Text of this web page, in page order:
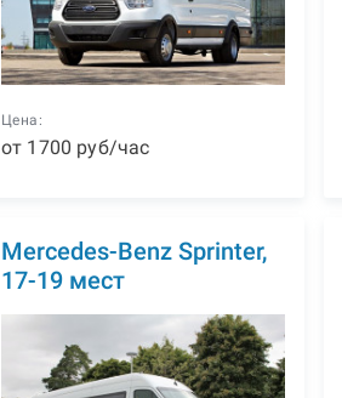
Цена:
от 1700 руб/час
Mercedes-Benz Sprinter,
17-19 мест